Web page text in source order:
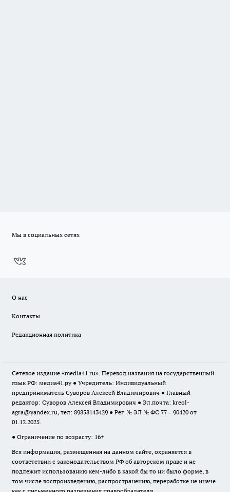
Мы в социальных сетях
О нас
Контакты
Редакционная политика
Сетевое издание «media41.ru». Перевод названия на государственный
язык РФ: медиа41.ру ● Учредитель: Индивидуальный
предприниматель Суворов Алексей Владимирович ● Главный
редактор: Суворов Алексей Владимирович ● Эл.почта: kreol-
agra@yandex.ru, тел: 89858143429 ● Рег. № ЭЛ № ФС 77 – 90420 от
01.12.2025.
● Ограничение по возрасту: 16+
Вся информация, размещенная на данном сайте, охраняется в
соответствии с законодательством РФ об авторском праве и не
подлежит использованию кем-либо в какой бы то ни было форме, в
том числе воспроизведению, распространению, переработке не иначе